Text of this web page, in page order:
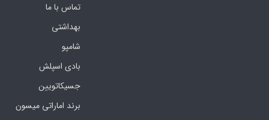
تماس با ما
بهداشتی
شامپو
بادی اسپلش
جسیکاتویین
برند اماراتی میسون